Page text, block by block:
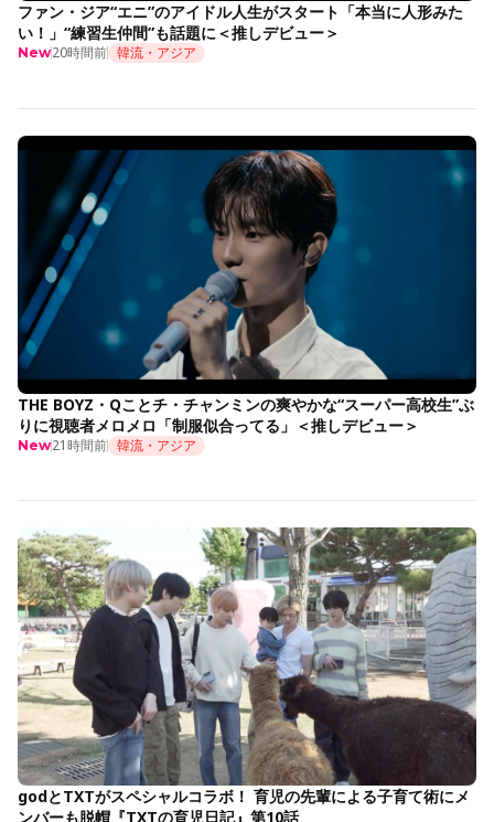
ファン・ジア“エニ”のアイドル人生がスタート「本当に人形みた
い！」“練習生仲間”も話題に＜推しデビュー＞
New20時間前 韓流・アジア
THE BOYZ・Qことチ・チャンミンの爽やかな“スーパー高校生”ぶ
りに視聴者メロメロ「制服似合ってる」＜推しデビュー＞
New21時間前 韓流・アジア
godとTXTがスペシャルコラボ！ 育児の先輩による子育て術にメ
ンバーも脱帽『TXTの育児日記』第10話